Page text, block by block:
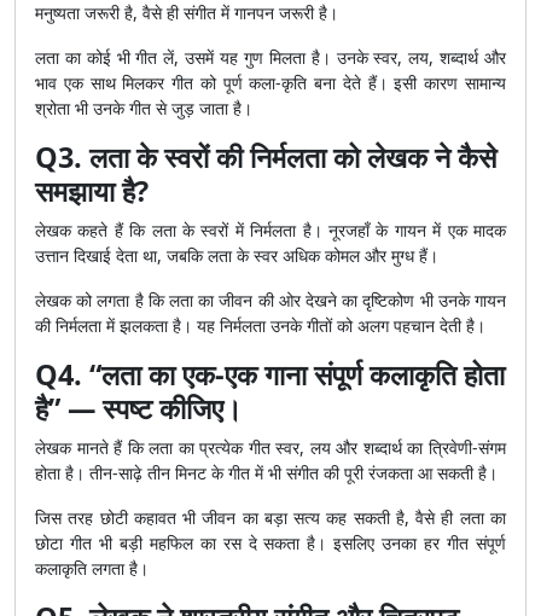
मनुष्यता जरूरी है, वैसे ही संगीत में गानपन जरूरी है।
लता का कोई भी गीत लें, उसमें यह गुण मिलता है। उनके स्वर, लय, शब्दार्थ और
भाव एक साथ मिलकर गीत को पूर्ण कला-कृति बना देते हैं। इसी कारण सामान्य
श्रोता भी उनके गीत से जुड़ जाता है।
Q3. लता के स्वरों की निर्मलता को लेखक ने कैसे
समझाया है?
लेखक कहते हैं कि लता के स्वरों में निर्मलता है। नूरजहाँ के गायन में एक मादक
उत्तान दिखाई देता था, जबकि लता के स्वर अधिक कोमल और मुग्ध हैं।
लेखक को लगता है कि लता का जीवन की ओर देखने का दृष्टिकोण भी उनके गायन
की निर्मलता में झलकता है। यह निर्मलता उनके गीतों को अलग पहचान देती है।
Q4. “लता का एक-एक गाना संपूर्ण कलाकृति होता
है” — स्पष्ट कीजिए।
लेखक मानते हैं कि लता का प्रत्येक गीत स्वर, लय और शब्दार्थ का त्रिवेणी-संगम
होता है। तीन-साढ़े तीन मिनट के गीत में भी संगीत की पूरी रंजकता आ सकती है।
जिस तरह छोटी कहावत भी जीवन का बड़ा सत्य कह सकती है, वैसे ही लता का
छोटा गीत भी बड़ी महफिल का रस दे सकता है। इसलिए उनका हर गीत संपूर्ण
कलाकृति लगता है।